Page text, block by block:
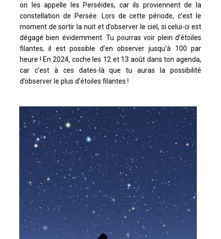
on les appelle les Perséides, car ils proviennent de la
constellation de Persée. Lors de cette période, c’est le
moment de sortir la nuit et d’observer le ciel, si celui-ci est
dégagé bien évidemment. Tu pourras voir plein d’étoiles
filantes, il est possible d’en observer jusqu’à 100 par
heure ! En 2024, coche les 12 et 13 août dans ton agenda,
car c’est à ces dates-là que tu auras la possibilité
d’observer le plus d’étoiles filantes !